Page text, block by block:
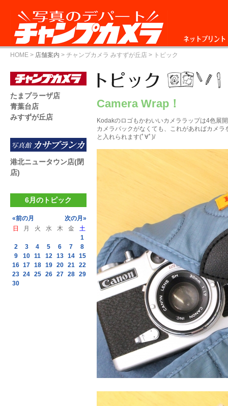
ネットプリント
HOME > 店舗案内 > チャンプカメラ みすずが丘店 > トピック
Camera Wrap！
Kodakのロゴもかわいいカメララップは4色展
カメラバックがなくても、これがあればカメ
と入れられます(ﾟ∀ﾟ)/
たまプラーザ店
青葉台店
みすずが丘店
港北ニュータウン店(閉
店)
6月のトピック
«前の月
次の月»
日
月 火 水 木 金
土
1
2
3 4 5 6 7
8
9
10 11 12 13 14 15
16 17 18 19 20 21 22
23 24 25 26 27 28 29
30